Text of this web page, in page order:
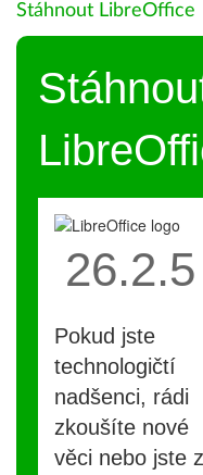
Stáhnout LibreOffice
26.2.5
Pokud jste
technologičtí
nadšenci, rádi
zkoušíte nové
věci nebo jste